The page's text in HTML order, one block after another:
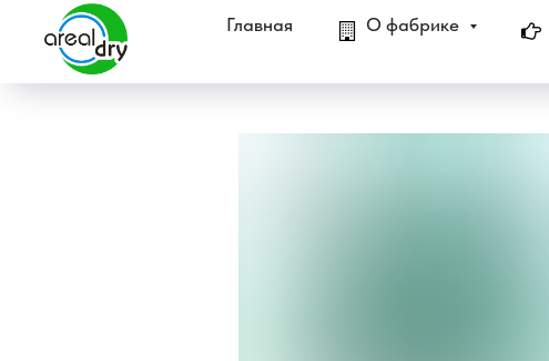
Главная О фабрике